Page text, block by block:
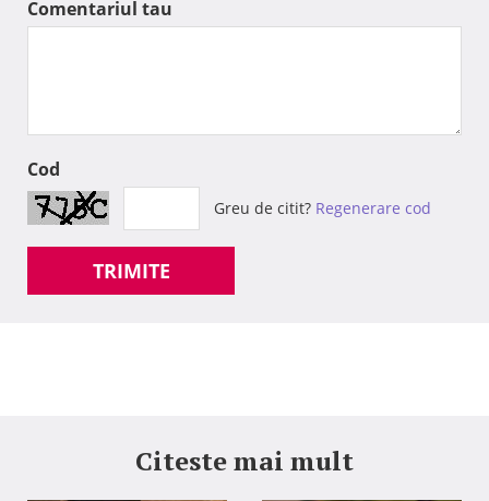
Comentariul tau
Cod
Greu de citit? Regenerare cod
TRIMITE
Citeste mai mult